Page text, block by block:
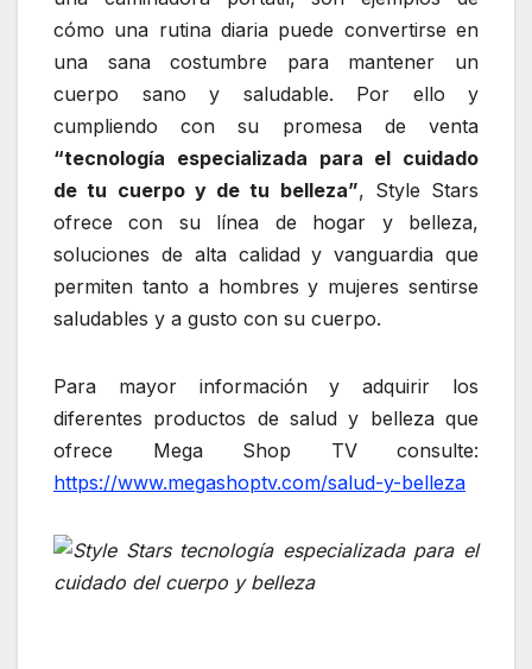
cómo una rutina diaria puede convertirse en
una sana costumbre para mantener un
cuerpo sano y saludable. Por ello y
cumpliendo con su promesa de venta
“tecnología especializada para el cuidado
de tu cuerpo y de tu belleza”, Style Stars
ofrece con su línea de hogar y belleza,
soluciones de alta calidad y vanguardia que
permiten tanto a hombres y mujeres sentirse
saludables y a gusto con su cuerpo.
Para mayor información y adquirir los
diferentes productos de salud y belleza que
ofrece Mega Shop TV consulte:
https://www.megashoptv.com/salud-y-belleza